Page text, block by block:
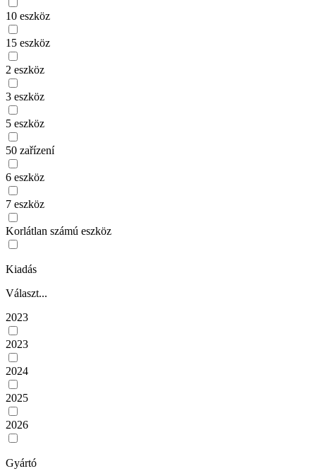
10 eszköz
15 eszköz
2 eszköz
3 eszköz
5 eszköz
50 zařízení
6 eszköz
7 eszköz
Korlátlan számú eszköz
Kiadás
Választ...
2023
2023
2024
2025
2026
Gyártó